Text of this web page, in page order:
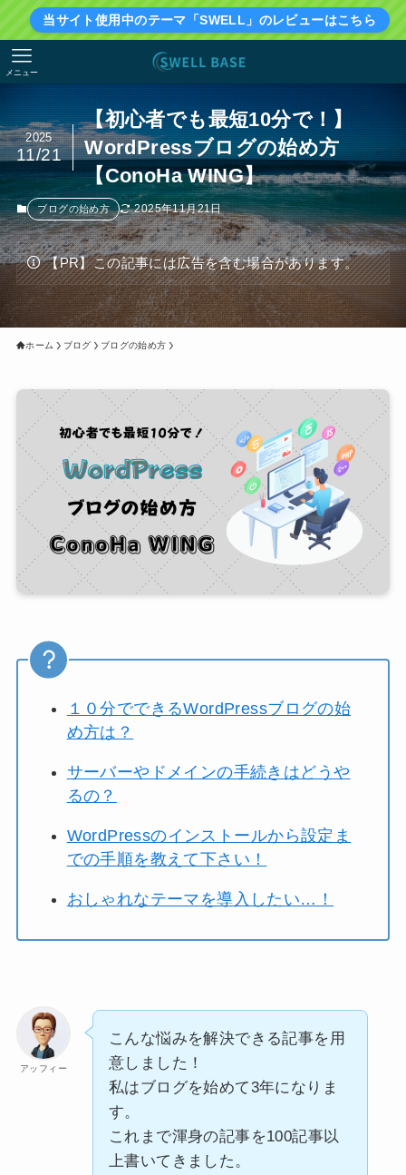
当サイト使用中のテーマ「SWELL」のレビューはこちら
メニュー
【初心者でも最短10分で！】
WordPressブログの始め方
【ConoHa WING】
2025
11/21
ブログの始め方 2025年11月21日
【PR】この記事には広告を含む場合があります。
ホーム ブログ ブログの始め方
１０分でできるWordPressブログの始
め方は？
サーバーやドメインの手続きはどうや
るの？
WordPressのインストールから設定ま
での手順を教えて下さい！
おしゃれなテーマを導入したい…！
アッフィー
こんな悩みを解決できる記事を用
意しました！
私はブログを始めて3年になりま
す。
これまで渾身の記事を100記事以
上書いてきました。